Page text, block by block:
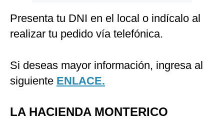
Presenta tu DNI en el local o indícalo al
realizar tu pedido vía telefónica.
Si deseas mayor información, ingresa al
siguiente ENLACE.
LA HACIENDA MONTERICO